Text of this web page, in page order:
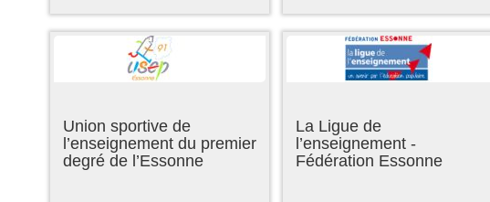
Union sportive de
l’enseignement du premier
degré de l’Essonne
La Ligue de
l’enseignement -
Fédération Essonne